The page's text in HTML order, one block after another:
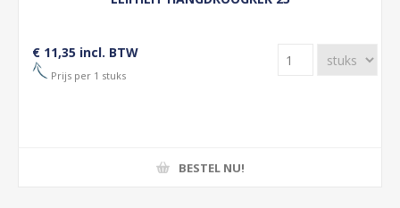
€ 11,35 incl. BTW
Prijs per 1 stuks
BESTEL NU!